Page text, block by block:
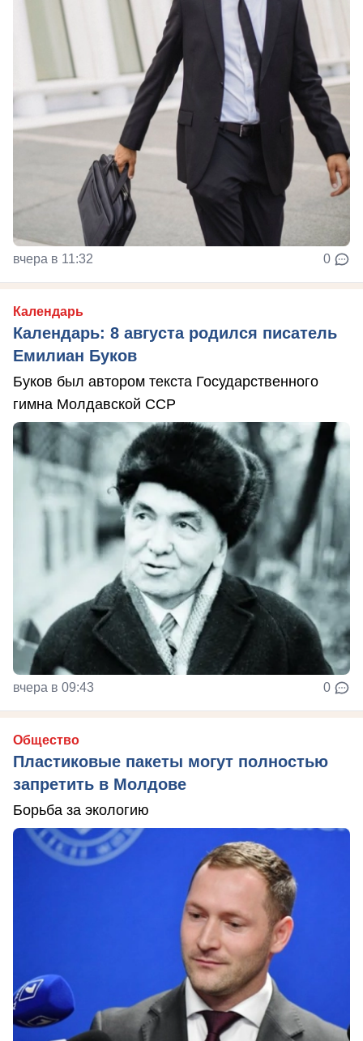
вчера в 11:32 0
Календарь
Календарь: 8 августа родился писатель
Емилиан Буков
Буков был автором текста Государственного
гимна Молдавской ССР
вчера в 09:43 0
Общество
Пластиковые пакеты могут полностью
запретить в Молдове
Борьба за экологию